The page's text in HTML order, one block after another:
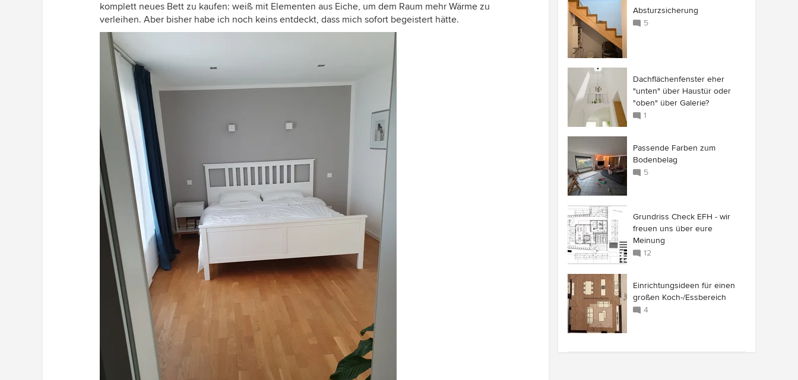
komplett neues Bett zu kaufen: weiß mit Elementen aus Eiche, um dem Raum mehr Wärme zu
verleihen. Aber bisher habe ich noch keins entdeckt, dass mich sofort begeistert hätte.
Absturzsicherung
5
Dachflächenfenster eher
"unten" über Haustür oder
"oben" über Galerie?
1
Passende Farben zum
Bodenbelag
5
Grundriss Check EFH - wir
freuen uns über eure
Meinung
12
Einrichtungsideen für einen
großen Koch-/Essbereich
4